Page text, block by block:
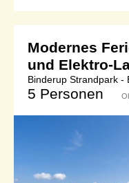
Modernes
und Elektro-
Binderup Strandpark -
5 Personen